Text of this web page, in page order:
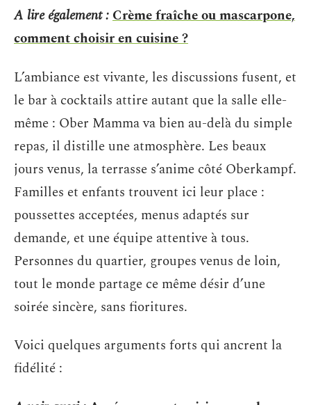
A lire également :Crème fraîche ou mascarpone,
comment choisir en cuisine ?
L’ambiance est vivante, les discussions fusent, et
le bar à cocktails attire autant que la salle elle-
même : Ober Mamma va bien au-delà du simple
repas, il distille une atmosphère. Les beaux
jours venus, la terrasse s’anime côté Oberkampf.
Familles et enfants trouvent ici leur place :
poussettes acceptées, menus adaptés sur
demande, et une équipe attentive à tous.
Personnes du quartier, groupes venus de loin,
tout le monde partage ce même désir d’une
soirée sincère, sans fioritures.
Voici quelques arguments forts qui ancrent la
fidélité :